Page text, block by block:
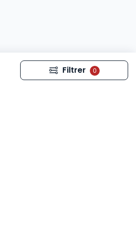
Filtrer 0